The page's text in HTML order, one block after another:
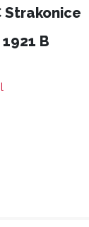
Strakonice
1921 B